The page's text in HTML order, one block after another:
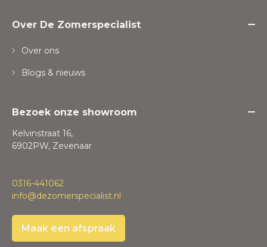
Over De Zomerspecialist
Over ons
Blogs & nieuws
Bezoek onze showroom
Kelvinstraat 16,
6902PW, Zevenaar
0316-441062
info@dezomerspecialist.nl
Maak een afspraak